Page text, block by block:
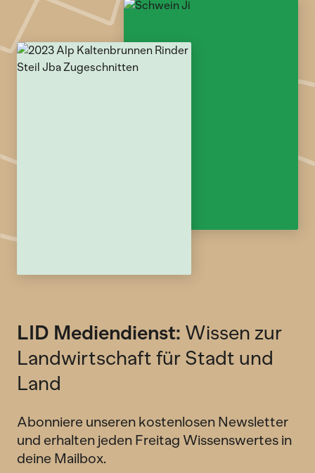
LID Mediendienst: Wissen zur
Landwirtschaft für Stadt und
Land
Abonniere unseren kostenlosen Newsletter
und erhalten jeden Freitag Wissenswertes in
deine Mailbox.